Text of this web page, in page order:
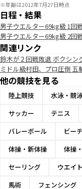
※年齢は2012年7月27日時点
日程・結果
男子ウエルター69kg級 1回
男子ウエルター69kg級 2回
関連リンク
鈴木が２回戦敗退 ボクシン
ミドル級村田、プロ圧倒 五
他の競技を見る
陸上競技 水泳・競
サッカー
テニス
バレーボール
ビー
体操・新体操
体操
セーリング
ウエイ
馬術
フェンシング